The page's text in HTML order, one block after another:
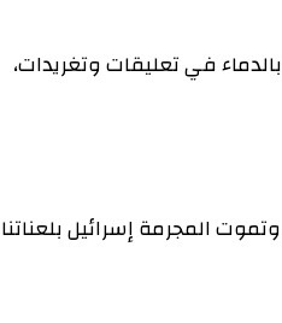
في تعليقات وتغريدات،
إسرائيل بلعناتنا